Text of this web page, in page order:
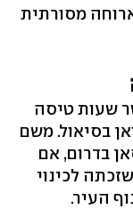
מסורתית
שעות טיסה
בסיאול. משם
בדרום, אם
לכינוי
העיר.